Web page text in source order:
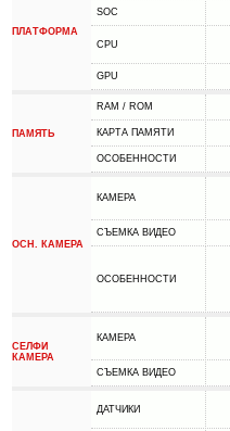
ПЛАТФОРМА
SOC
CPU
GPU
ПАМЯТЬ
RAM / ROM
КАРТА ПАМЯТИ
ОСОБЕННОСТИ
ОСН. КАМЕРА
КАМЕРА
СЪЕМКА ВИДЕО
ОСОБЕННОСТИ
СЕЛФИ
КАМЕРА
КАМЕРА
СЪЕМКА ВИДЕО
ДАТЧИКИ